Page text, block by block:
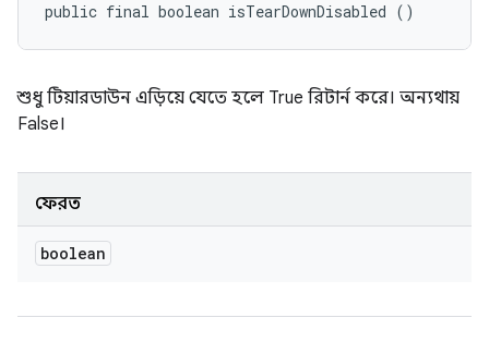
public final boolean isTearDownDisabled ()
শুধু টিয়ারডাউন এড়িয়ে যেতে হলে True রিটার্ন করে। অন্যথায়
False।
ফেরত
boolean